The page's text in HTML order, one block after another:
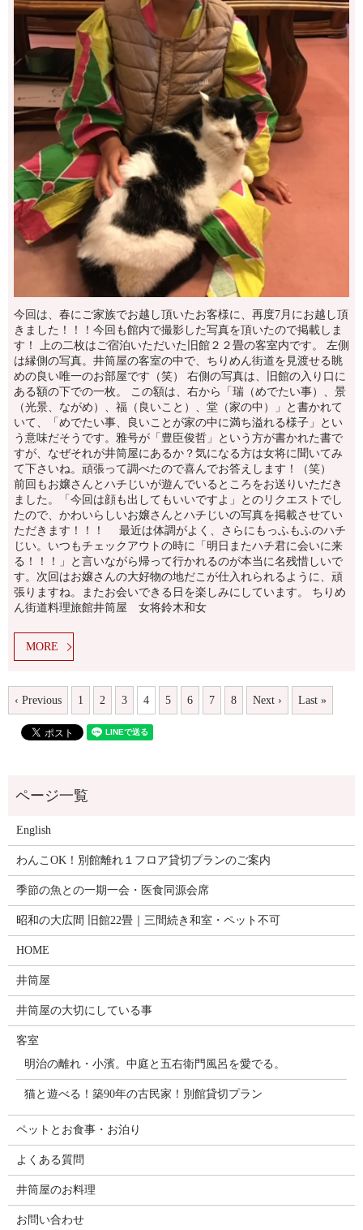
今回は、春にご家族でお越し頂いたお客様に、再度7月にお越し頂
きました！！！今回も館内で撮影した写真を頂いたので掲載しま
す！ 上の二枚はご宿泊いただいた旧館２２畳の客室内です。 左側
は縁側の写真。井筒屋の客室の中で、ちりめん街道を見渡せる眺
めの良い唯一のお部屋です（笑） 右側の写真は、旧館の入り口に
ある額の下での一枚。 この額は、右から「瑞（めでたい事）、景
（光景、ながめ）、福（良いこと）、堂（家の中）」と書かれて
いて、「めでたい事、良いことが家の中に満ち溢れる様子」とい
う意味だそうです。雅号が「豊臣俊哲」という方が書かれた書で
すが、なぜそれが井筒屋にあるか？気になる方は女将に聞いてみ
て下さいね。頑張って調べたので喜んでお答えします！（笑）
前回もお嬢さんとハチじいが遊んでいるところをお送りいただき
ました。「今回は顔も出してもいいですよ」とのリクエストでし
たので、かわいらしいお嬢さんとハチじいの写真を掲載させてい
ただきます！！！ 最近は体調がよく、さらにもっふもふのハチ
じい。いつもチェックアウトの時に「明日またハチ君に会いに来
る！！！」と言いながら帰って行かれるのが本当に名残惜しいで
す。次回はお嬢さんの大好物の地だこが仕入れられるように、頑
張りますね。またお会いできる日を楽しみにしています。 ちりめ
ん街道料理旅館井筒屋 女将鈴木和女
MORE
‹ Previous 1 2 3 4 5 6 7 8 Next › Last »
English
わんこOK！別館離れ１フロア貸切プランのご案内
季節の魚との一期一会・医食同源会席
昭和の大広間 旧館22畳｜三間続き和室・ペット不可
HOME
井筒屋
井筒屋の大切にしている事
客室
明治の離れ・小濱。中庭と五右衛門風呂を愛でる。
猫と遊べる！築90年の古民家！別館貸切プラン
ペットとお食事・お泊り
よくある質問
井筒屋のお料理
お問い合わせ